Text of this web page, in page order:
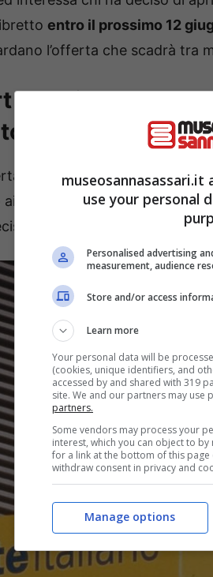
entro il prossimo 12
l’offerta che scadrà tra
Premium, la
di libretti
Deposito Supersmart
nuovi clienti che decidono
entro il 12 giugno
use your personal
Personalised advertising
measurement, audience
Store and/or access
Learn more
Your personal data will be
(cookies, unique identifiers, and
accessed by and shared with 319
site. We and our partners may use
partners.
Some vendors may process your
interest, which you can object to
for a link at the bottom of this
withdraw consent in privacy and
Manage options